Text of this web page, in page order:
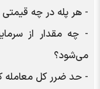
- هر پله در چه
- چه مقدار از
می‌شود؟
- حد ضرر کل